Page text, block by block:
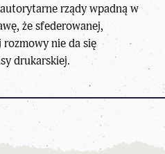
rządy wpadną w
że sfederowanej,
nie da się
drukarskiej.